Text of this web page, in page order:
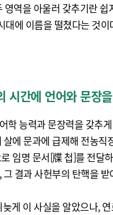
역을 아울러 갖추기란
대에 이름을 떨쳤다는 것이
시간에 언어와 문장
학 능력과 문장력을 갖추
에 문과에 급제해 전농
임명 문서[牒 첩]를 전달
결과 사헌부의 탄핵을
게 이 사실을 알았으나,